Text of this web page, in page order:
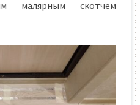
малярным скотчем